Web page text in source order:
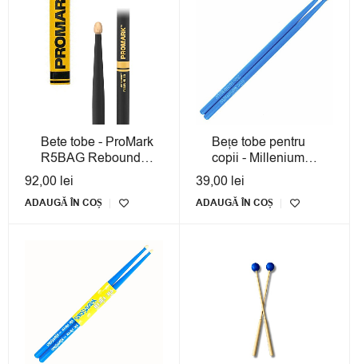
Bete tobe - ProMark
R5BAG Rebound
5B ActiveGrip
92,00 lei
ADAUGĂ ÎN COȘ
Bețe tobe pentru
copii - Millenium
Junior Sticks
Hickory Blue
39,00 lei
ADAUGĂ ÎN COȘ